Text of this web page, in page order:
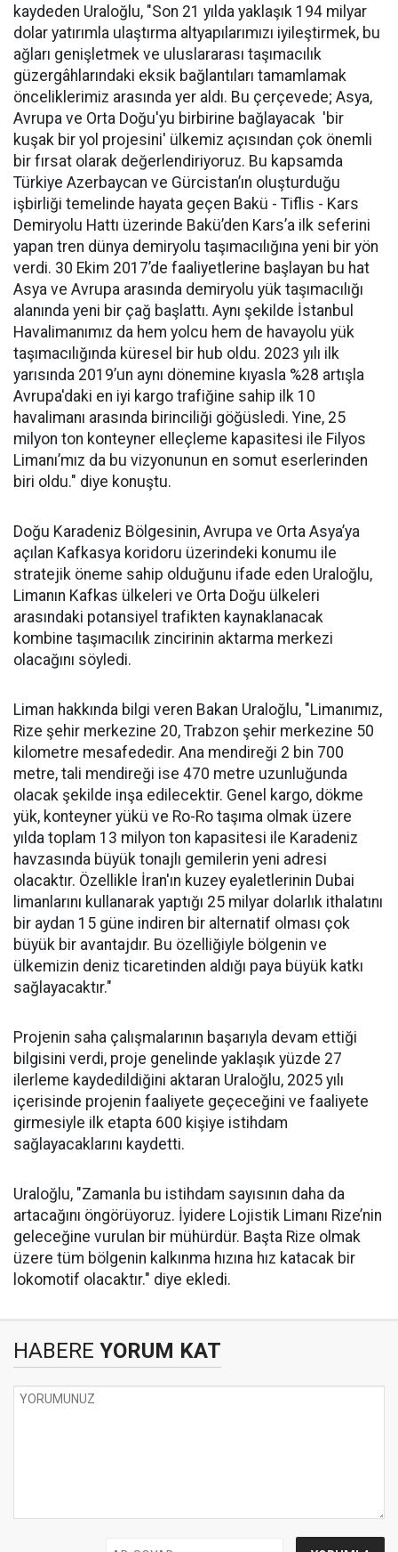
kaydeden Uraloğlu, "Son 21 yılda yaklaşık 194 milyar
dolar yatırımla ulaştırma altyapılarımızı iyileştirmek, bu
ağları genişletmek ve uluslararası taşımacılık
güzergâhlarındaki eksik bağlantıları tamamlamak
önceliklerimiz arasında yer aldı. Bu çerçevede; Asya,
Avrupa ve Orta Doğu'yu birbirine bağlayacak 'bir
kuşak bir yol projesini' ülkemiz açısından çok önemli
bir fırsat olarak değerlendiriyoruz. Bu kapsamda
Türkiye Azerbaycan ve Gürcistan’ın oluşturduğu
işbirliği temelinde hayata geçen Bakü - Tiflis - Kars
Demiryolu Hattı üzerinde Bakü’den Kars’a ilk seferini
yapan tren dünya demiryolu taşımacılığına yeni bir yön
verdi. 30 Ekim 2017’de faaliyetlerine başlayan bu hat
Asya ve Avrupa arasında demiryolu yük taşımacılığı
alanında yeni bir çağ başlattı. Aynı şekilde İstanbul
Havalimanımız da hem yolcu hem de havayolu yük
taşımacılığında küresel bir hub oldu. 2023 yılı ilk
yarısında 2019’un aynı dönemine kıyasla %28 artışla
Avrupa'daki en iyi kargo trafiğine sahip ilk 10
havalimanı arasında birinciliği göğüsledi. Yine, 25
milyon ton konteyner elleçleme kapasitesi ile Filyos
Limanı’mız da bu vizyonunun en somut eserlerinden
biri oldu." diye konuştu.
Doğu Karadeniz Bölgesinin, Avrupa ve Orta Asya’ya
açılan Kafkasya koridoru üzerindeki konumu ile
stratejik öneme sahip olduğunu ifade eden Uraloğlu,
Limanın Kafkas ülkeleri ve Orta Doğu ülkeleri
arasındaki potansiyel trafikten kaynaklanacak
kombine taşımacılık zincirinin aktarma merkezi
olacağını söyledi.
Liman hakkında bilgi veren Bakan Uraloğlu, "Limanımız,
Rize şehir merkezine 20, Trabzon şehir merkezine 50
kilometre mesafededir. Ana mendireği 2 bin 700
metre, tali mendireği ise 470 metre uzunluğunda
olacak şekilde inşa edilecektir. Genel kargo, dökme
yük, konteyner yükü ve Ro-Ro taşıma olmak üzere
yılda toplam 13 milyon ton kapasitesi ile Karadeniz
havzasında büyük tonajlı gemilerin yeni adresi
olacaktır. Özellikle İran'ın kuzey eyaletlerinin Dubai
limanlarını kullanarak yaptığı 25 milyar dolarlık ithalatını
bir aydan 15 güne indiren bir alternatif olması çok
büyük bir avantajdır. Bu özelliğiyle bölgenin ve
ülkemizin deniz ticaretinden aldığı paya büyük katkı
sağlayacaktır."
Projenin saha çalışmalarının başarıyla devam ettiği
bilgisini verdi, proje genelinde yaklaşık yüzde 27
ilerleme kaydedildiğini aktaran Uraloğlu, 2025 yılı
içerisinde projenin faaliyete geçeceğini ve faaliyete
girmesiyle ilk etapta 600 kişiye istihdam
sağlayacaklarını kaydetti.
Uraloğlu, "Zamanla bu istihdam sayısının daha da
artacağını öngörüyoruz. İyidere Lojistik Limanı Rize’nin
geleceğine vurulan bir mühürdür. Başta Rize olmak
üzere tüm bölgenin kalkınma hızına hız katacak bir
lokomotif olacaktır." diye ekledi.
HABERE YORUM KAT